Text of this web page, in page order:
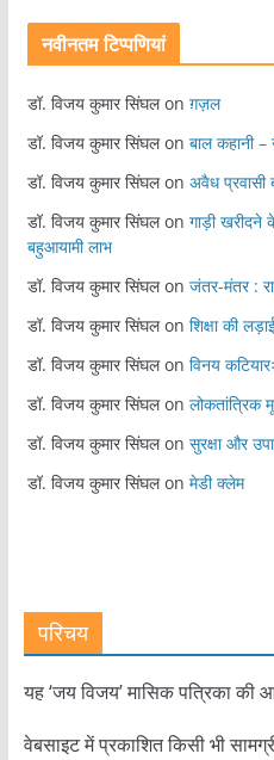
नवीनतम टिप्पणियां
डॉ. विजय कुमार सिंघलon ग़ज़ल
डॉ. विजय कुमार सिंघलon बाल कहानी
डॉ. विजय कुमार सिंघलon अवैध प्रवासी
डॉ. विजय कुमार सिंघलon गाड़ी खरीदने
बहुआयामी लाभ
डॉ. विजय कुमार सिंघलon जंतर-मंतर :
डॉ. विजय कुमार सिंघलon शिक्षा की
डॉ. विजय कुमार सिंघलon विनय
डॉ. विजय कुमार सिंघलon लोकतांत्रिक
डॉ. विजय कुमार सिंघलon सुरक्षा और
डॉ. विजय कुमार सिंघलon मेडी क्लेम
परिचय
यह ‘जय विजय’ मासिक पत्रिका की
वेबसाइट में प्रकाशित किसी भी